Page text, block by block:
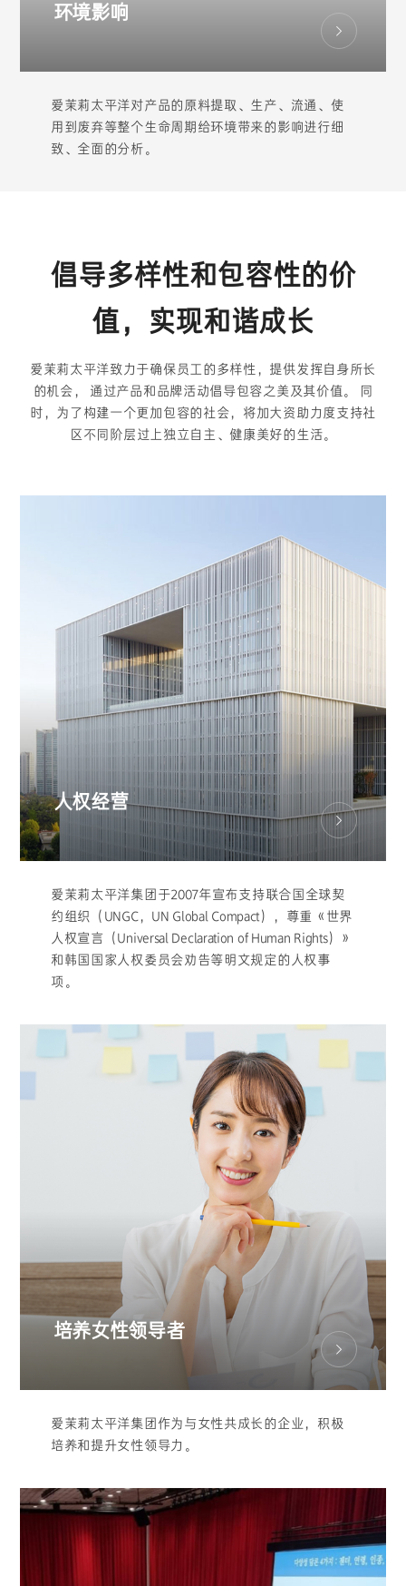
环境影响
爱茉莉太平洋对产品的原料提取、生产、流通、使
用到废弃等整个生命周期给环境带来的影响进行细
致、全面的分析。
倡导多样性和包容性的价
值，实现和谐成长
爱茉莉太平洋致力于确保员工的多样性，提供发挥自身所长
的机会， 通过产品和品牌活动倡导包容之美及其价值。 同
时，为了构建一个更加包容的社会，将加大资助力度支持社
区不同阶层过上独立自主、健康美好的生活。
人权经营
爱茉莉太平洋集团于2007年宣布支持联合国全球契
约组织（UNGC，UN Global Compact），尊重《世界
人权宣言（Universal Declaration of Human Rights）》
和韩国国家人权委员会劝告等明文规定的人权事
项。
培养女性领导者
爱茉莉太平洋集团作为与女性共成长的企业，积极
培养和提升女性领导力。